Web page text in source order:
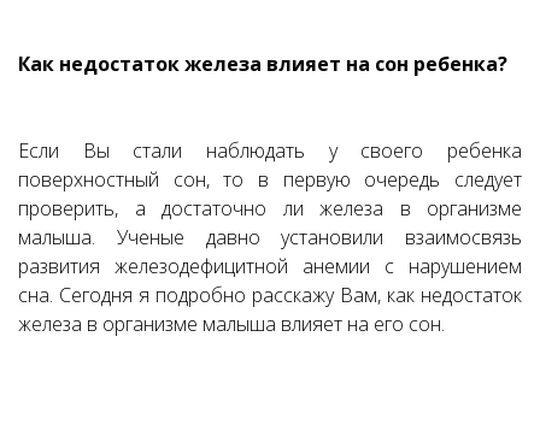
Как недостаток железа влияет на сон ребенка?
Если Вы стали наблюдать у своего ребенка
поверхностный сон, то в первую очередь следует
проверить, а достаточно ли железа в организме
малыша. Ученые давно установили взаимосвязь
развития железодефицитной анемии с нарушением
сна. Сегодня я подробно расскажу Вам, как недостаток
железа в организме малыша влияет на его сон.